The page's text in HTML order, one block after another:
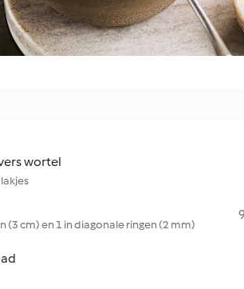
wortel
(3 cm) en 1 in diagonale ringen (2 mm)